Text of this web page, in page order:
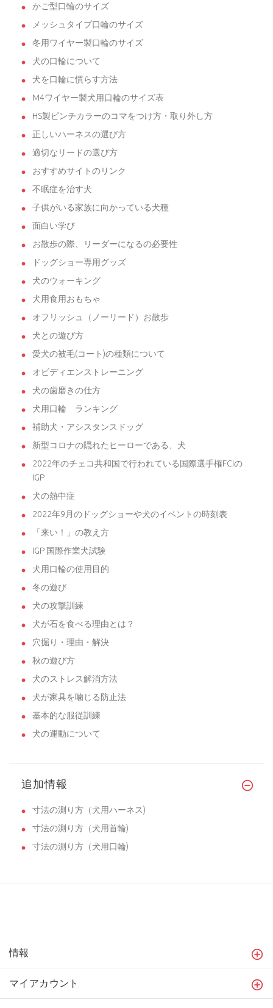
かご型口輪のサイズ
メッシュタイプ口輪のサイズ
冬用ワイヤー製口輪のサイズ
犬の口輪について
犬を口輪に慣らす方法
M4ワイヤー製犬用口輪のサイズ表
HS製ピンチカラーのコマをつけ方・取り外し方
正しいハーネスの選び方
適切なリードの選び方
おすすめサイトのリンク
不眠症を治す犬
子供がいる家族に向かっている犬種
面白い学び
お散歩の際、リーダーになるの必要性
ドッグショー専用グッズ
犬のウォーキング
犬用食用おもちゃ
オフリッシュ（ノーリード）お散歩
犬との遊び方
愛犬の被毛(コート)の種類について
オビディエンストレーニング
犬の歯磨きの仕方
犬用口輪 ランキング
補助犬・アシスタンスドッグ
新型コロナの隠れたヒーローである、犬
2022年のチェコ共和国で行われている国際選手権FCIの
IGP
犬の熱中症
2022年9月のドッグショーや犬のイベントの時刻表
「来い！」の教え方
IGP 国際作業犬試験
犬用口輪の使用目的
冬の遊び
犬の攻撃訓練
犬が石を食べる理由とは？
穴掘り・理由・解決
秋の遊び方
犬のストレス解消方法
犬が家具を噛じる防止法
基本的な服従訓練
犬の運動について
追加情報
寸法の測り方（犬用ハーネス)
寸法の測り方（犬用首輪)
寸法の測り方（犬用口輪)
情報
マイアカウント